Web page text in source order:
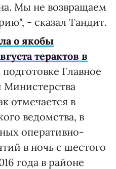
Мы не возвращаем
- сказал Тандит.
о якобы
терактов в
Главное
Министерства
отмечается в
ведомства, в
оперативно-
в ночь с шестого
года в районе